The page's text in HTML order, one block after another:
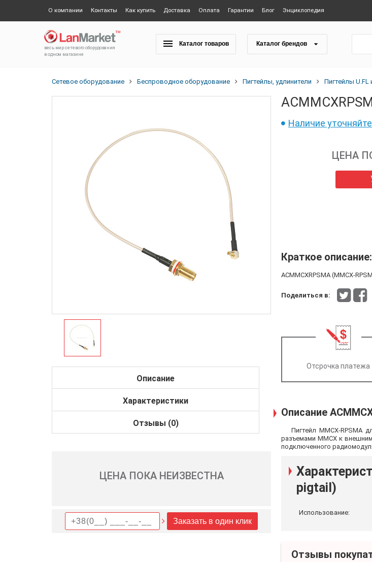
О компании Контакты Как купить Доставка Оплата Гарантии Блог Энциклопедия
весь мир сетевого оборудования
в одном магазине
Каталог товаров Каталог брендов
Сетевое оборудование Беспроводное оборудование Пигтейлы, удлинители Пигтейлы U.FL
Описание
Характеристики
Отзывы (0)
ЦЕНА ПОКА НЕИЗВЕСТНА
Заказать в один клик
Наличие уточняйте
ЦЕНА
Краткое описание:
ACMMCXRPSMA (MMCX-
Поделиться в:
Отсрочка платежа
Описание
Пигтейл MMCX-RPSMA
разъемами MMCX к
подключенного
pigtail)
Использование:
Отзывы